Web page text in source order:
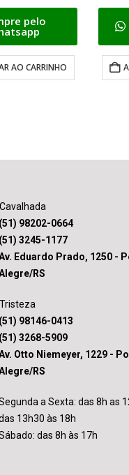
5
pelo
AO CARRINHO
(51) 98202-0664
(51) 3245-1177
Av. Eduardo Prado, 1250 -
RS
(51) 98146-0413
(51) 3268-5909
Av. Otto Niemeyer, 1229 -
RS
13h30 às 18h
das 8h às 17h